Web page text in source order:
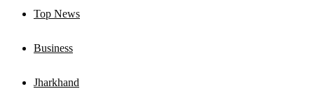
Top News
Business
Jharkhand